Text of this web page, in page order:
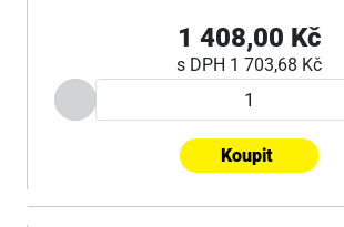
1 408,00 Kč
s DPH 1 703,68 Kč
Koupit